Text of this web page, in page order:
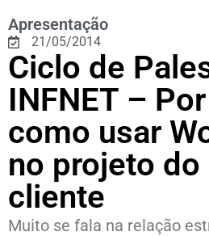
Apresentação
21/05/2014
Ciclo de
INFNET –
como usar
no projeto do
cliente
Muito se fala na relação